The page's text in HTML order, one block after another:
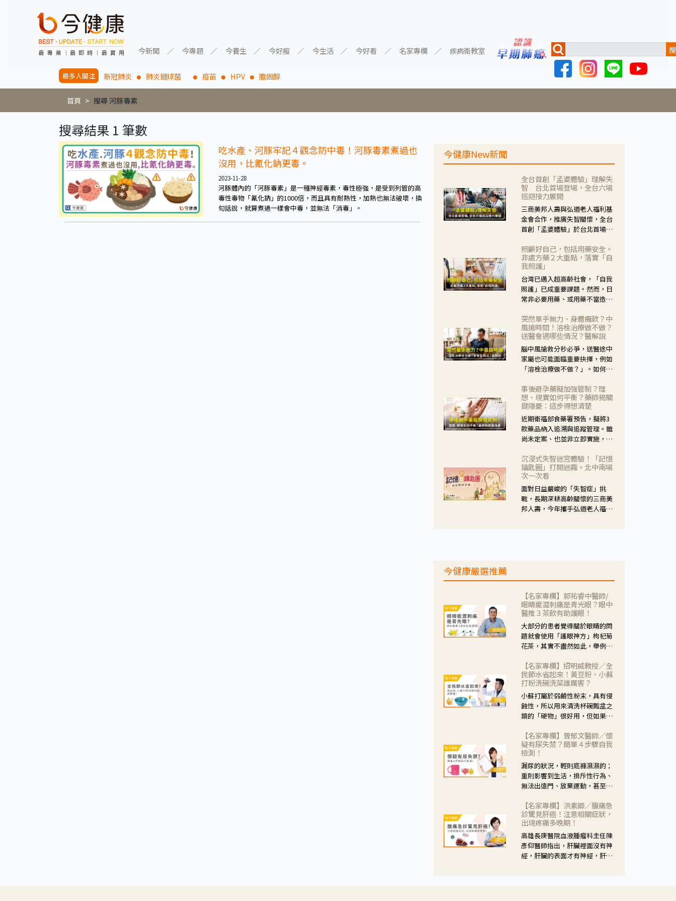
今新聞 今專題 今養生 今好瘦 今生活 今好看 名家專欄 疾病衛教室
最多人關注 新冠肺炎 肺炎鏈球菌 疫苗 HPV 膽固醇
首頁 搜尋 河豚毒素
搜尋結果 1 筆數
吃水產、河豚牢記４觀念防中毒！河豚毒素煮過也
沒用，比氰化鈉更毒。
2023-11-28
河豚體內的「河豚毒素」是一種神經毒素，毒性極強，是受到列管的高
毒性毒物「氰化鈉」的1000倍，而且具有耐熱性，加熱也無法破壞，換
句話說，就算煮過一樣會中毒，並無法「消毒」。
今健康New新聞
全台首創「孟婆體驗」理解失
智 台北首場登場，全台六場
巡迴接力展開
三商美邦人壽與弘道老人福利基
金會合作，推廣失智關懷，全台
首創「孟婆體驗」於台北首場實
模式，用結合情境互動等豐富活
動，將抽象的失智轉化為可感
受、可討論的生活情境，並引導
民眾在家人開始出現改變時，以
理解取代責備、以耐心回應不
安。
照顧好自己，包括用藥安全。
非處方藥２大重點，落實「自
我照護」
台灣已邁入超高齡社會，「自我
照護」已成重要課題。然而，日
常非必要用藥、或用藥不當造成
在重要。社團法人台灣自我照護
產業協會 提出「非處方藥正確使
用」與「藥師給力」，鼓勵民眾
建立安全且正確的自我照護習
慣。
突然單手無力、身體癱軟？中
風搶時間！溶栓治療做不做？
送醫會遇哪些情況？醫解說
腦中風搶救分秒必爭，送醫途中
家屬也可能面臨重要抉擇，例如
「溶栓治療做不做？」。如何搶
會理事長陳龍醫師解說！
事後避孕藥擬加強管制？理
想、現實如何平衡？藥師揭關
鍵隱憂：這步得想清楚
近期衛福部食藥署預告，擬將3
款藥品納入追溯與追蹤管理。雖
尚未定案、也並非立即實施，不
人杰藥師表示，這三款藥物目
的、作用、風險各有不同，管制
與否所帶來的後許影響也不同，
可先了解其特性。
沉浸式失智迷宮體驗！「記憶
鑰匙圈」打開迷霧。北中南場
次一次看
面對日益嚴峻的「失智症」挑
戰，長期深耕高齡關懷的三商美
邦人壽，今年攜手弘道老人福利
生活挑戰。
今健康嚴選推薦
【名家專欄】郭祐睿中醫師/
眼睛痠澀刺痛是青光眼？眼中
醫推３茶飲有助護眼！
大部分的患者覺得關於眼睛的問
題就會使用「護眼神方」枸杞菊
花茶，其實不盡然如此，舉例來
紅、眼睛痛、眼屎多而且顏色
黃，當然就可以使用枸杞菊花
茶，但是枸杞的劑量要少，菊花
的劑量要多；若是有以上症狀以
外，眼睛還會有灼熱感，眼屎多
到會「牽絲」，也就是水樣分泌
了，這時候就要使用菊花、金銀
花來治療；假如單純的眼睛乾
澀，結膜沒有紅，眼睛周圍沒有
眼屎，這種情況是屬於「陰
虛」，就可以使用枸杞、蓮藕、
麥門冬、山藥等比較滋潤的藥
【名家專欄】招明威教授／全
民節水省起來！黃豆粉、小蘇
打粉洗碗洗菜誰厲害？
小蘇打屬於弱鹼性粉末，具有侵
蝕性，所以用來清洗杯碗瓢盆之
類的「硬物」很好用，但如果用
特別注意用法用量，使用過多或
是浸泡太久，容易腐蝕蔬菜的纖
維，讓菜軟掉不清脆。
【名家專欄】曾郁文醫師／懷
疑有尿失禁？簡單４步驟自我
檢測！
漏尿的狀況，輕則底褲濕濕的；
重則影響到生活，排斥性行為、
無法出遠門、放棄運動，甚至怕
禁」的症狀，長期下來不敢與朋
友往來，低潮陰霾造成憂鬱症。
【名家專欄】洪素卿／腹痛急
診驚見肝癌！注意相關症狀，
出現疼痛多晚期！
高雄長庚醫院血液腫瘤科主任陳
彥仰醫師指出，肝臟裡面沒有神
經，肝臟的表面才有神經，肝臟